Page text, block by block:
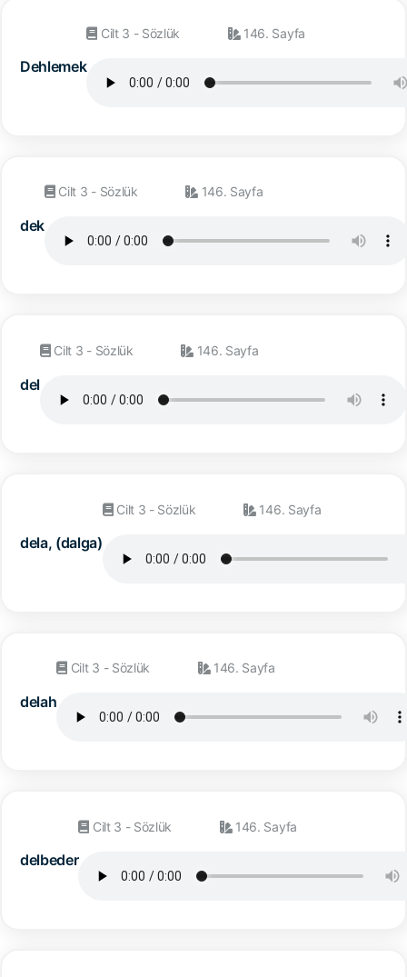
Dehlemek
Cilt 3 - Sözlük 146. Sayfa
dek
Cilt 3 - Sözlük 146. Sayfa
del
Cilt 3 - Sözlük 146. Sayfa
dela, (dalga)
Cilt 3 - Sözlük 146. Sayfa
delah
Cilt 3 - Sözlük 146. Sayfa
delbeder
Cilt 3 - Sözlük 146. Sayfa